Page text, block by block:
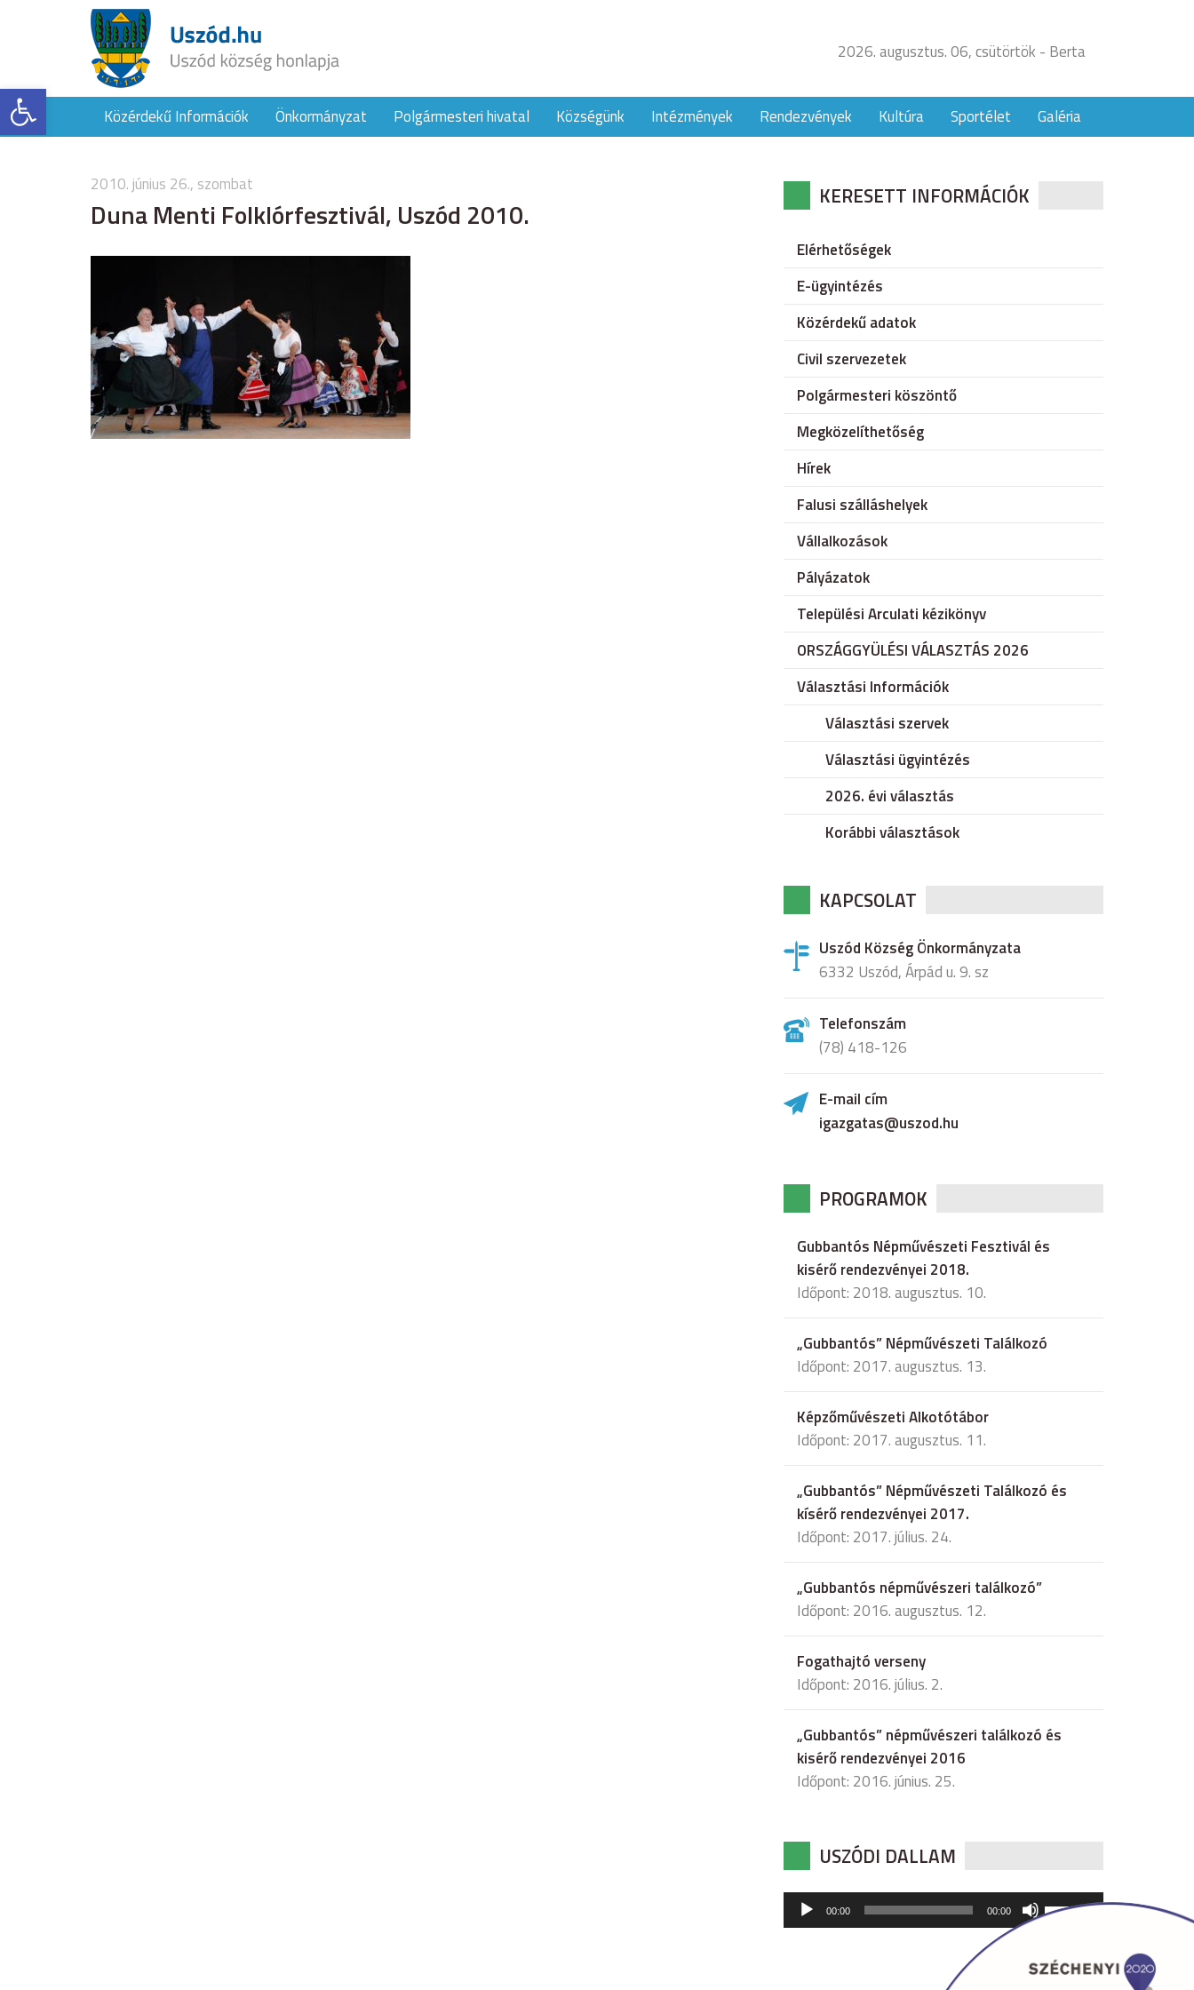
Eszköztár megnyitása
2026. augusztus. 06, csütörtök - Berta
Közérdekű Információk Önkormányzat Polgármesteri hivatal Községünk Intézmények Rendezvények Kultúra Sportélet Galéria
2010. június 26., szombat
Duna Menti Folklórfesztivál, Uszód 2010. KERESETT INFORMÁCIÓK
Elérhetőségek
E-ügyintézés
Közérdekű adatok
Civil szervezetek
Polgármesteri köszöntő
Megközelíthetőség
Hírek
Falusi szálláshelyek
Vállalkozások
Pályázatok
Települési Arculati kézikönyv
ORSZÁGGYÜLÉSI VÁLASZTÁS 2026
Választási Információk
Választási szervek
Választási ügyintézés
2026. évi választás
Korábbi választások
KAPCSOLAT
Uszód Község Önkormányzata
6332 Uszód, Árpád u. 9. sz
Telefonszám
(78) 418-126
E-mail cím
igazgatas@uszod.hu
PROGRAMOK
Gubbantós Népművészeti Fesztivál és
kisérő rendezvényei 2018.
Időpont: 2018. augusztus. 10.
„Gubbantós” Népművészeti Találkozó
Időpont: 2017. augusztus. 13.
Képzőművészeti Alkotótábor
Időpont: 2017. augusztus. 11.
„Gubbantós” Népművészeti Találkozó és
kísérő rendezvényei 2017.
Időpont: 2017. július. 24.
„Gubbantós népművészeri találkozó”
Időpont: 2016. augusztus. 12.
Fogathajtó verseny
Időpont: 2016. július. 2.
„Gubbantós” népművészeri találkozó és
kisérő rendezvényei 2016
Időpont: 2016. június. 25.
USZÓDI DALLAM
Audió
lejátszó
00:00 00:00
hangerő
csökkentéséhez